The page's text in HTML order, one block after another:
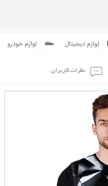
لوازم دیجیتال لوازم خودرو
نظرات کاربران